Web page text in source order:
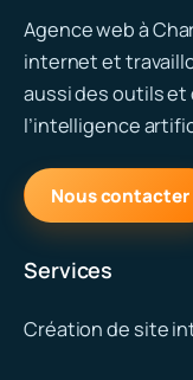
Agence web à
internet et
aussi des outils
l’intelligence
Nous contacter
Services
Création de site